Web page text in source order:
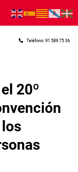
Teléfono: 91 589 75 36
20º